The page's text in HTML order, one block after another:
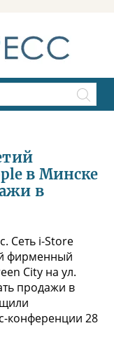
в Минске
в
Сеть i-Store
фирменный
City на ул.
продажи в
конференции 28